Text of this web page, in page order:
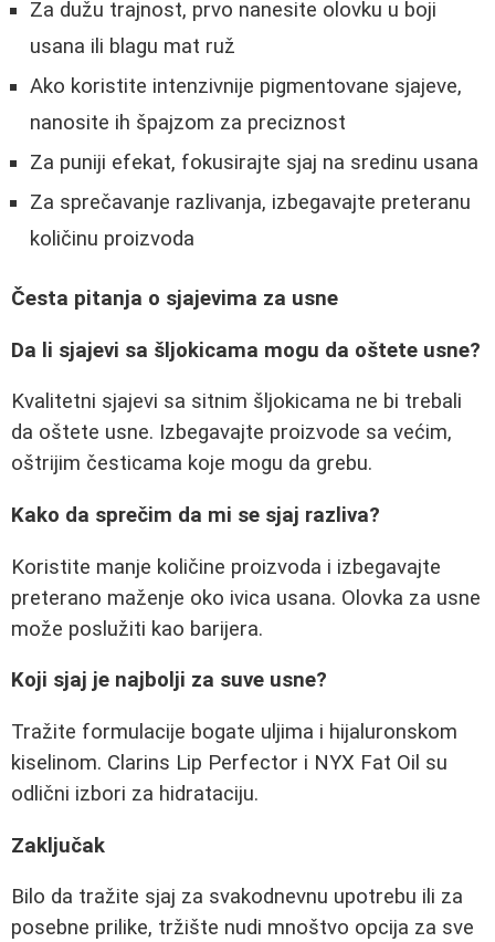
Za dužu trajnost, prvo nanesite olovku u boji
usana ili blagu mat ruž
Ako koristite intenzivnije pigmentovane sjajeve,
nanosite ih špajzom za preciznost
Za puniji efekat, fokusirajte sjaj na sredinu usana
Za sprečavanje razlivanja, izbegavajte preteranu
količinu proizvoda
Česta pitanja o sjajevima za usne
Da li sjajevi sa šljokicama mogu da oštete usne?
Kvalitetni sjajevi sa sitnim šljokicama ne bi trebali
da oštete usne. Izbegavajte proizvode sa većim,
oštrijim česticama koje mogu da grebu.
Kako da sprečim da mi se sjaj razliva?
Koristite manje količine proizvoda i izbegavajte
preterano maženje oko ivica usana. Olovka za usne
može poslužiti kao barijera.
Koji sjaj je najbolji za suve usne?
Tražite formulacije bogate uljima i hijaluronskom
kiselinom. Clarins Lip Perfector i NYX Fat Oil su
odlični izbori za hidrataciju.
Zaključak
Bilo da tražite sjaj za svakodnevnu upotrebu ili za
posebne prilike, tržište nudi mnoštvo opcija za sve